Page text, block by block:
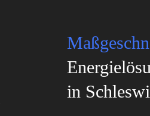
in